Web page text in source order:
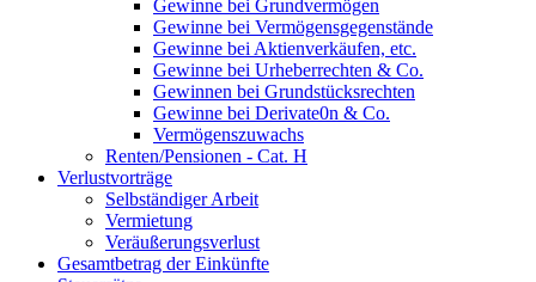
Gewinne bei Grundvermögen
Gewinne bei Vermögensgegenstände
Gewinne bei Aktienverkäufen, etc.
Gewinne bei Urheberrechten & Co.
Gewinnen bei Grundstücksrechten
Gewinne bei Derivate0n & Co.
Vermögenszuwachs
Renten/Pensionen - Cat. H
Verlustvorträge
Selbständiger Arbeit
Vermietung
Veräußerungsverlust
Gesamtbetrag der Einkünfte